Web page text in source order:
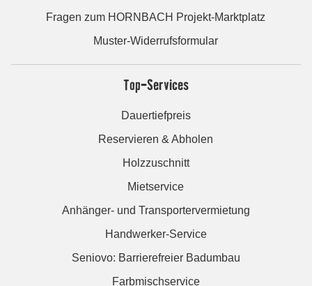
Fragen zum HORNBACH Projekt-Marktplatz
Muster-Widerrufsformular
Top-Services
Dauertiefpreis
Reservieren & Abholen
Holzzuschnitt
Mietservice
Anhänger- und Transportervermietung
Handwerker-Service
Seniovo: Barrierefreier Badumbau
Farbmischservice